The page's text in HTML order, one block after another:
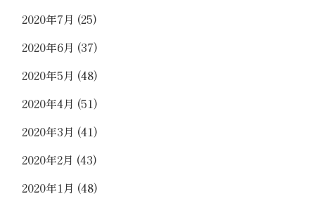
2020年7月 (25)
2020年6月 (37)
2020年5月 (48)
2020年4月 (51)
2020年3月 (41)
2020年2月 (43)
2020年1月 (48)